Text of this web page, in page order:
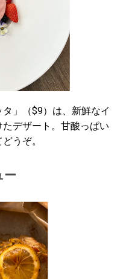
タ」（$9）は、新鮮なイ
デザート。甘酸っぱい
うぞ。
ー